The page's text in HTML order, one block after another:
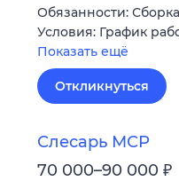
Обязанности:
Условия: График
Показать ещё
Откликнуться
Слесарь МСР
70 000–90 000 ₽